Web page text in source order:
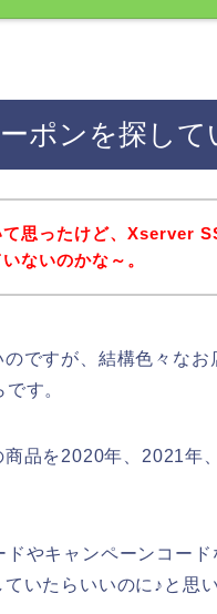
ポンを探して
思ったけど、Xserver
ないのかな～。
ですが、結構色々なお
す。
品を2020年、2021年
やキャンペーンコー
いたらいいのに♪と思い